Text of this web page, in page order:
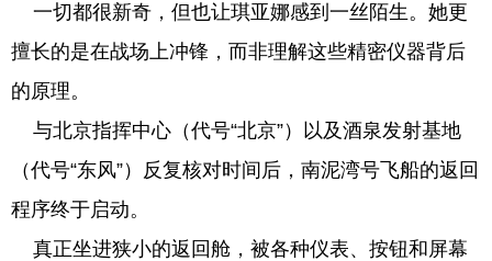
一切都很新奇，但也让琪亚娜感到一丝陌生。她更
擅长的是在战场上冲锋，而非理解这些精密仪器背后
的原理。
与北京指挥中心（代号“北京”）以及酒泉发射基地
（代号“东风”）反复核对时间后，南泥湾号飞船的返回
程序终于启动。
真正坐进狭小的返回舱，被各种仪表、按钮和屏幕